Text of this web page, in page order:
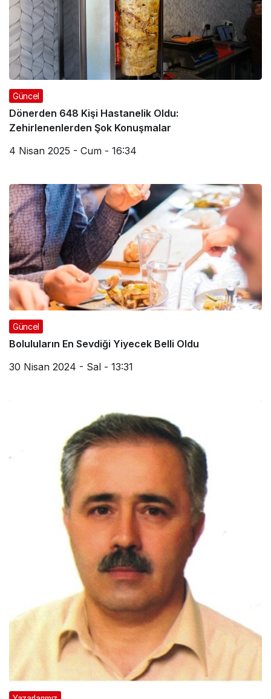
Güncel
Dönerden 648 Kişi Hastanelik Oldu:
Zehirlenenlerden Şok Konuşmalar
4 Nisan 2025 - Cum - 16:34
Güncel
Boluluların En Sevdiği Yiyecek Belli Oldu
30 Nisan 2024 - Sal - 13:31